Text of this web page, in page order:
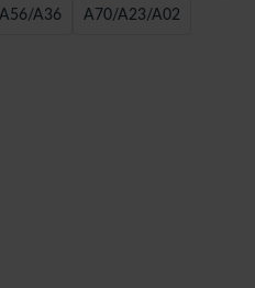
A56/A36 A70/A23/A02